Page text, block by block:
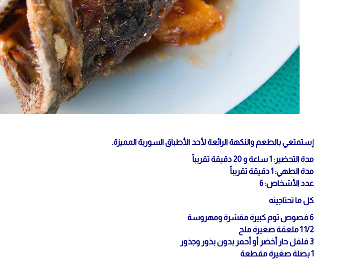
إستمتعي بالطعم والنكهة الرائعة لأحد الأطباق السورية المميزة.
مدة التحضير: 1 ساعة و 20 دقيقة تقريباً
مدة الطهي: 1 دقيقة تقريباً
عدد الأشخاص: 6
كل ما تحتاجينه
6 فصوص ثوم كبيرة مقشرة ومهروسة
1/2 1 ملعقة صغيرة ملح
3 فلفل حار أخضر أو أحمر بدون بذور وجذور
1 بصلة صغيرة مقطعة